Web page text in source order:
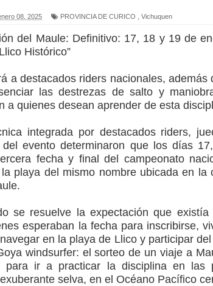
en gasto por viajes y traslados con $133 millones
forado desde la cárcel de Talca
la Fiesta del Chancho en Talca tras caída de ramas
en el inicio de la Fiesta del Chancho 2026
en la Fiesta del Chancho 2026 en Talca
medidas y consulta oportuna
08, 2025 PROVINCIA DE CURICO Vichuquen
del Maule: Definitivo: 17, 18 y 19 de
Histórico”
a destacados riders nacionales, además
las destrezas de salto y
a quienes desean aprender de esta
integrada por destacados riders,
del evento determinaron que los días
fecha y final del campeonato
playa del mismo nombre ubicada en la
se resuelve la expectación que
esperaban la fecha para inscribirse,
en la playa de Llico y participar
windsurfer: el sorteo de un viaje a
para ir a practicar la disciplina en las
selva, en el Océano Pacífico